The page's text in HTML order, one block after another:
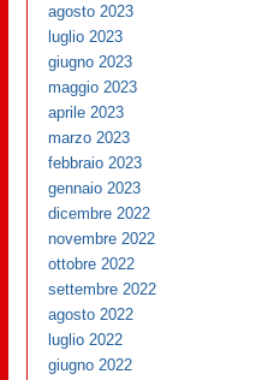
agosto 2023
luglio 2023
giugno 2023
maggio 2023
aprile 2023
marzo 2023
febbraio 2023
gennaio 2023
dicembre 2022
novembre 2022
ottobre 2022
settembre 2022
agosto 2022
luglio 2022
giugno 2022